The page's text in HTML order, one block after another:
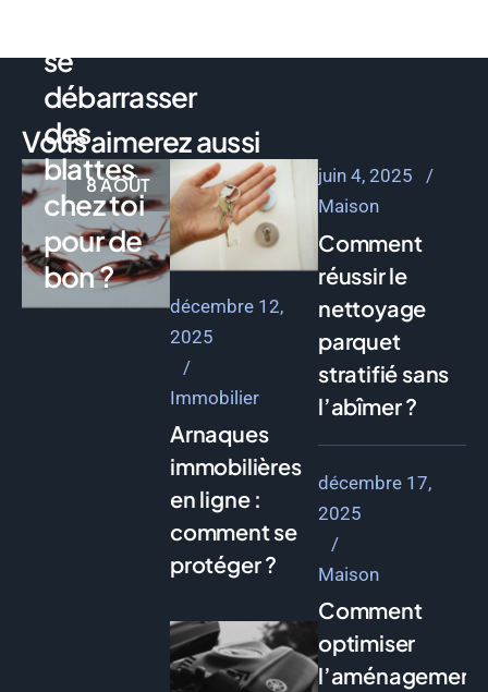
Vous aimerez aussi
8 AOÛT
se
débarrasser
des
blattes
chez toi
pour de
bon ?
décembre 12,
2025
Immobilier
Arnaques
immobilières
en ligne :
comment se
protéger ?
juin 4, 2025
Maison
Comment
réussir le
nettoyage
parquet
stratifié sans
l’abîmer ?
décembre 17,
2025
Maison
Comment
optimiser
l’aménagement